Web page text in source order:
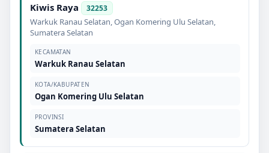
Kiwis Raya 32253
Warkuk Ranau Selatan,Ogan Komering Ulu Selatan,
Sumatera Selatan
KECAMATAN
Warkuk Ranau Selatan
KOTA/KABUPATEN
Ogan Komering Ulu Selatan
PROVINSI
Sumatera Selatan